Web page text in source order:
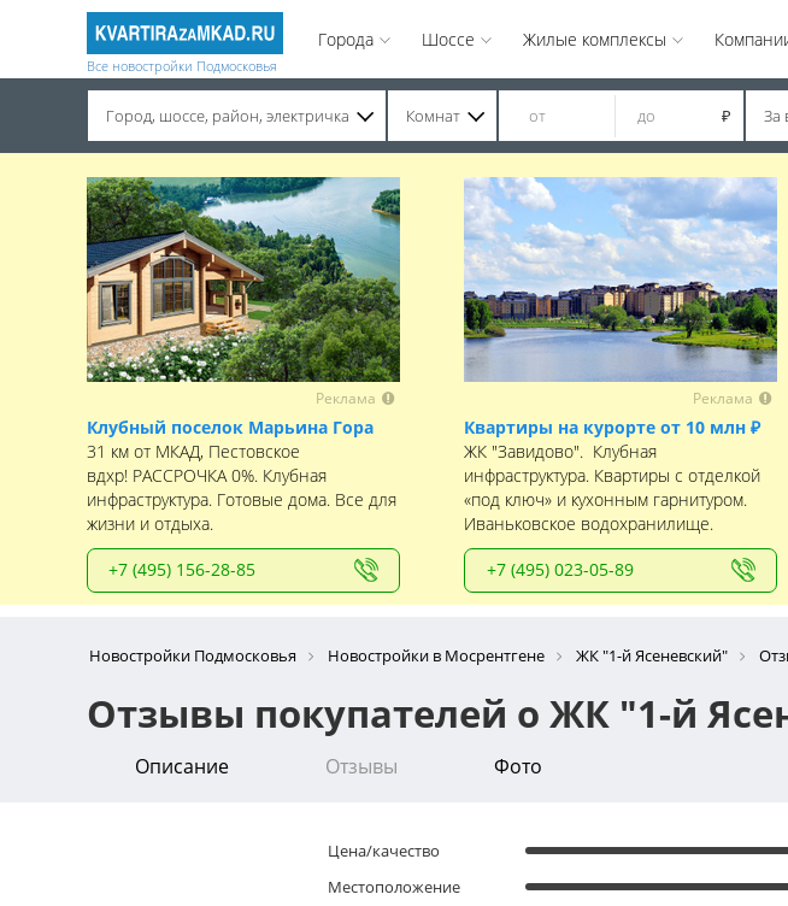
Все новостройки Подмосковья
Города Шоссе Жилые комплексы
Город, шоссе, район, электричка Комнат ₽ За
Реклама
Клубный поселок Марьина Гора
31 км от МКАД, Пестовское
вдхр! РАССРОЧКА 0%. Клубная
инфраструктура. Готовые дома. Все для
жизни и отдыха.
+7 (495) 156-28-85
Реклама
Квартиры на курорте от 10 млн ₽
ЖК "Завидово". Клубная
инфраструктура. Квартиры с отделкой
«под ключ» и кухонным гарнитуром.
Иваньковское водохранилище.
+7 (495) 023-05-89
Новостройки Подмосковья Новостройки в Мосрентгене ЖК "1-й Ясеневский"
Отзывы покупателей о ЖК "1-й
Описание Отзывы Фото
Цена/качество
Местоположение